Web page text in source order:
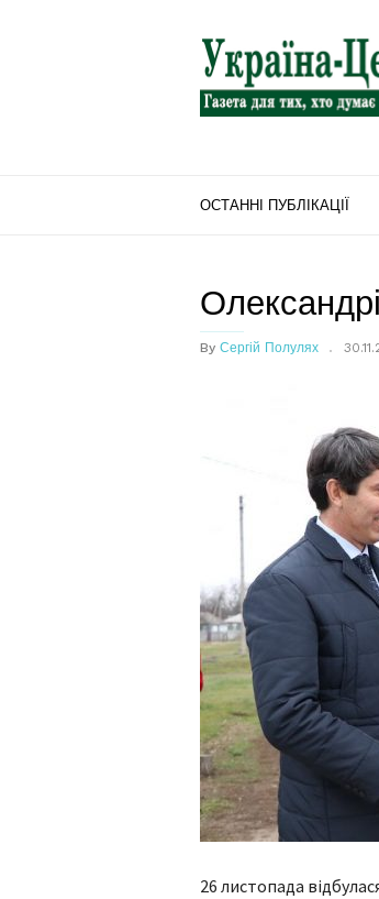
"Україна-
Центр"
ОСТАННІ ПУБЛІКАЦІЇ
By Сергій Полулях
26 листопада